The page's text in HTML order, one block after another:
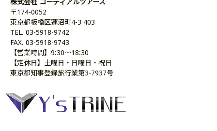
株式会社 コーディアルツアーズ
〒174-0052
東京都板橋区蓮沼町4-3 403
TEL. 03-5918-9742
FAX. 03-5918-9743
【営業時間】9:30～18:30
【定休日】土曜日・日曜日・祝日
東京都知事登録旅行業第3-7937号